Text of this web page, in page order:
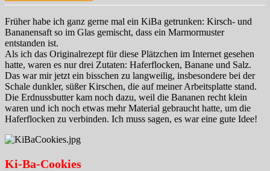
Früher habe ich ganz gerne mal ein KiBa getrunken: Kirsch- und
Bananensaft so im Glas gemischt, dass ein Marmormuster
entstanden ist.
Als ich das Originalrezept für diese Plätzchen im Internet gesehen
hatte, waren es nur drei Zutaten: Haferflocken, Banane und Salz.
Das war mir jetzt ein bisschen zu langweilig, insbesondere bei der
Schale dunkler, süßer Kirschen, die auf meiner Arbeitsplatte stand.
Die Erdnussbutter kam noch dazu, weil die Bananen recht klein
waren und ich noch etwas mehr Material gebraucht hatte, um die
Haferflocken zu verbinden. Ich muss sagen, es war eine gute Idee!
Ki-Ba-Cookies